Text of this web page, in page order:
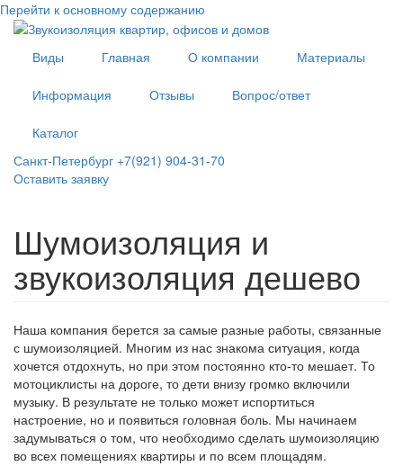
Перейти к основному содержанию
Виды Главная О компании Материалы
Информация Отзывы Вопрос/ответ
Каталог
Санкт-Петербург +7(921) 904-31-70
Оставить заявку
Шумоизоляция и
звукоизоляция дешево
Наша компания берется за самые разные работы, связанные
с шумоизоляцией. Многим из нас знакома ситуация, когда
хочется отдохнуть, но при этом постоянно кто-то мешает. То
мотоциклисты на дороге, то дети внизу громко включили
музыку. В результате не только может испортиться
настроение, но и появиться головная боль. Мы начинаем
задумываться о том, что необходимо сделать шумоизоляцию
во всех помещениях квартиры и по всем площадям.